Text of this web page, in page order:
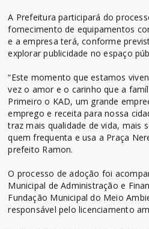
A Prefeitura participará do
fornecimento de equipamentos
e a empresa terá, conforme
explorar publicidade no espaço
“Este momento que estamos
vez o amor e o carinho que a
Primeiro o KAD, um grande
emprego e receita para nossa
traz mais qualidade de vida, mais
quem frequenta e usa a Praça
prefeito Ramon.
O processo de adoção foi
Municipal de Administração e
Fundação Municipal do Meio
responsável pelo licenciamento